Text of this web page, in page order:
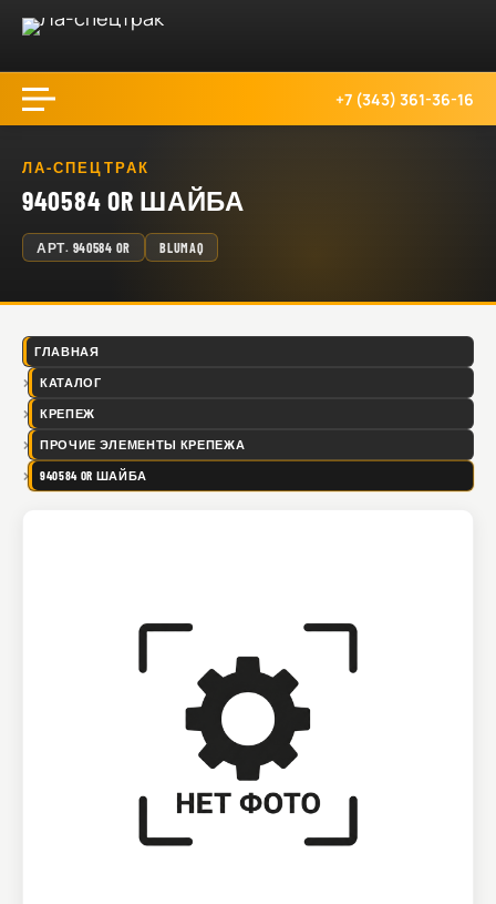
+7 (343) 361-36-16
ЛА-СПЕЦТРАК
940584 OR ШАЙБА
АРТ. 940584 OR BLUMAQ
ГЛАВНАЯ
КАТАЛОГ
КРЕПЕЖ
ПРОЧИЕ ЭЛЕМЕНТЫ КРЕПЕЖА
940584 OR ШАЙБА